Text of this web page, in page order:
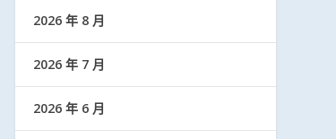
2026 年 8 月
2026 年 7 月
2026 年 6 月